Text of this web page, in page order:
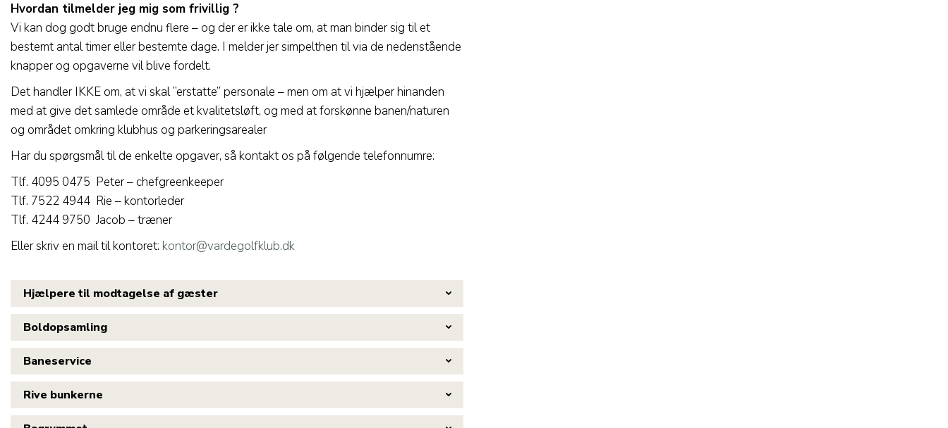
Hvordan tilmelder jeg mig som frivillig ?
Vi kan dog godt bruge endnu flere – og der er ikke tale om, at man binder sig til et
bestemt antal timer eller bestemte dage. I melder jer simpelthen til via de nedenstående
knapper og opgaverne vil blive fordelt.
Det handler IKKE om, at vi skal ”erstatte” personale – men om at vi hjælper hinanden
med at give det samlede område et kvalitetsløft, og med at forskønne banen/naturen
og området omkring klubhus og parkeringsarealer
Har du spørgsmål til de enkelte opgaver, så kontakt os på følgende telefonnumre:
Tlf. 4095 0475 Peter – chefgreenkeeper
Tlf. 7522 4944 Rie – kontorleder
Tlf. 4244 9750 Jacob – træner
Eller skriv en mail til kontoret: kontor@vardegolfklub.dk
Hjælpere til modtagelse af gæster
Boldopsamling
Baneservice
Rive bunkerne